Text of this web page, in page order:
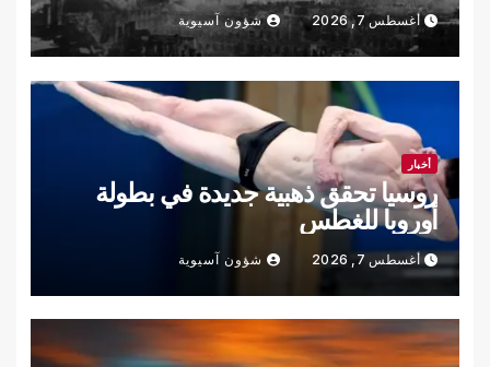
أغسطس 7, 2026 شؤون آسيوية
أخبار
روسيا تحقق ذهبية جديدة في بطولة
أوروبا للغطس
أغسطس 7, 2026 شؤون آسيوية